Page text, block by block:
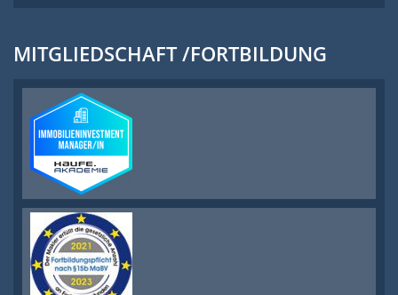
MITGLIEDSCHAFT /FORTBILDUNG